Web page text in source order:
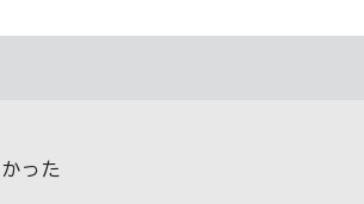
った